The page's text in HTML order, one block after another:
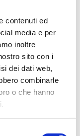
contenuti ed
media e per
inoltre
sito con i
dei dati web,
combinarle
o che hanno